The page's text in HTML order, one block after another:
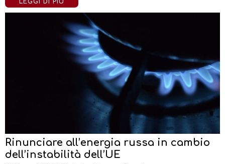
LEGGI DI PIÙ
Rinunciare all’energia russa in cambio
dell’instabilità dell’UE